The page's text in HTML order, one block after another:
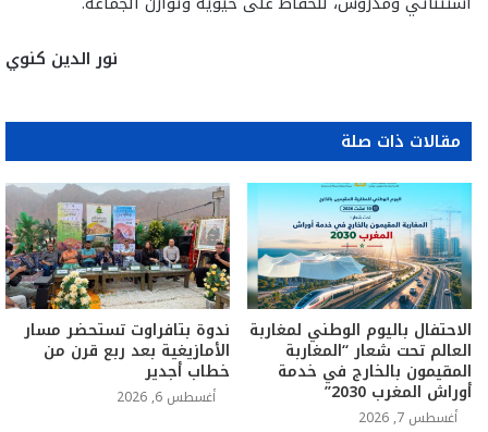
نور الدين كنوي
مقالات ذات صلة
الاحتفال باليوم الوطني لمغاربة
العالم تحت شعار “المغاربة
المقيمون بالخارج في خدمة
أوراش المغرب 2030”
أغسطس 7, 2026
ندوة بتافراوت تستحضر مسار
الأمازيغية بعد ربع قرن من
خطاب أجدير
أغسطس 6, 2026